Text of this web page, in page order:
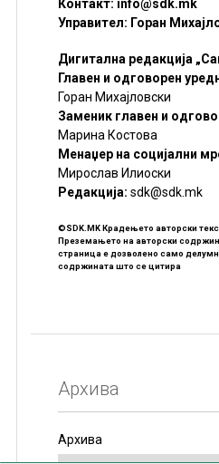
Контакт: info@sdk.mk
Управител: Горан
Дигитална редакција
Главен и одговорен
Горан Михајловски
Заменик главен и
Марина Костова
Менаџер на социјални
Мирослав Илиоски
Редакцијa: sdk@sdk.mk
©SDK.MK Крадењето авторски
Преземањето на авторски
страница е дозволено само
содржината што се цитира
Архива
Архива